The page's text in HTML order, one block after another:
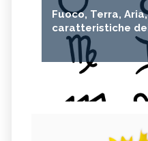
Fuoco, Terra,
caratteristiche